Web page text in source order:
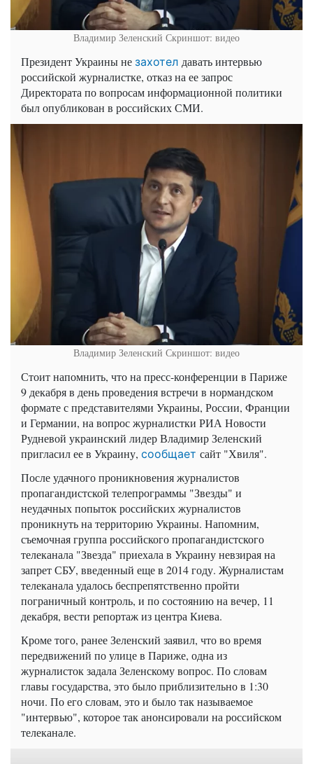
Владимир Зеленский Скриншот: видео
Президент Украины не захотел давать интервью
российской журналистке, отказ на ее запрос
Директората по вопросам информационной политики
был опубликован в российских СМИ.
Владимир Зеленский Скриншот: видео
Стоит напомнить, что на пресс-конференции в Париже
9 декабря в день проведения встречи в нормандском
формате с представителями Украины, России, Франции
и Германии, на вопрос журналистки РИА Новости
Рудневой украинский лидер Владимир Зеленский
пригласил ее в Украину, сообщает сайт "Хвиля".
После удачного проникновения журналистов
пропагандистской телепрограммы "Звезды" и
неудачных попыток российских журналистов
проникнуть на территорию Украины. Напомним,
съемочная группа российского пропагандистского
телеканала "Звезда" приехала в Украину невзирая на
запрет СБУ, введенный еще в 2014 году. Журналистам
телеканала удалось беспрепятственно пройти
пограничный контроль, и по состоянию на вечер, 11
декабря, вести репортаж из центра Киева.
Кроме того, ранее Зеленский заявил, что во время
передвижений по улице в Париже, одна из
журналисток задала Зеленскому вопрос. По словам
главы государства, это было приблизительно в 1:30
ночи. По его словам, это и было так называемое
"интервью", которое так анонсировали на российском
телеканале.